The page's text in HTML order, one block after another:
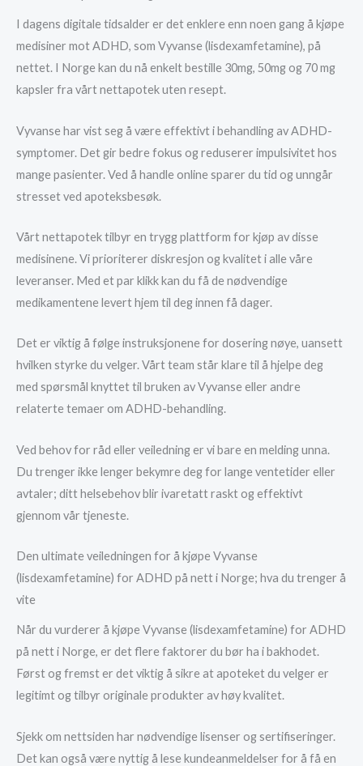
I dagens digitale tidsalder er det enklere enn noen gang å kjøpe
medisiner mot ADHD, som Vyvanse (lisdexamfetamine), på
nettet. I Norge kan du nå enkelt bestille 30mg, 50mg og 70 mg
kapsler fra vårt nettapotek uten resept.
Vyvanse har vist seg å være effektivt i behandling av ADHD-
symptomer. Det gir bedre fokus og reduserer impulsivitet hos
mange pasienter. Ved å handle online sparer du tid og unngår
stresset ved apoteksbesøk.
Vårt nettapotek tilbyr en trygg plattform for kjøp av disse
medisinene. Vi prioriterer diskresjon og kvalitet i alle våre
leveranser. Med et par klikk kan du få de nødvendige
medikamentene levert hjem til deg innen få dager.
Det er viktig å følge instruksjonene for dosering nøye, uansett
hvilken styrke du velger. Vårt team står klare til å hjelpe deg
med spørsmål knyttet til bruken av Vyvanse eller andre
relaterte temaer om ADHD-behandling.
Ved behov for råd eller veiledning er vi bare en melding unna.
Du trenger ikke lenger bekymre deg for lange ventetider eller
avtaler; ditt helsebehov blir ivaretatt raskt og effektivt
gjennom vår tjeneste.
Den ultimate veiledningen for å kjøpe Vyvanse
(lisdexamfetamine) for ADHD på nett i Norge; hva du trenger å
vite
Når du vurderer å kjøpe Vyvanse (lisdexamfetamine) for ADHD
på nett i Norge, er det flere faktorer du bør ha i bakhodet.
Først og fremst er det viktig å sikre at apoteket du velger er
legitimt og tilbyr originale produkter av høy kvalitet.
Sjekk om nettsiden har nødvendige lisenser og sertifiseringer.
Det kan også være nyttig å lese kundeanmeldelser for å få en